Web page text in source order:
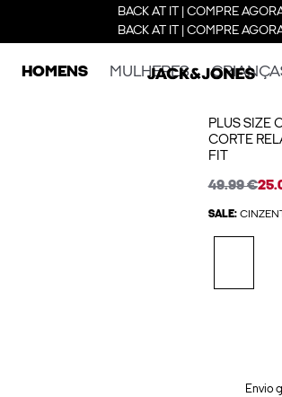
BACK AT IT | COMPRE
BACK AT IT | COMPRE
HOMENS MULHERES
PLUS SIZE
CORTE
FIT
49.99 €
SALE:
Envio